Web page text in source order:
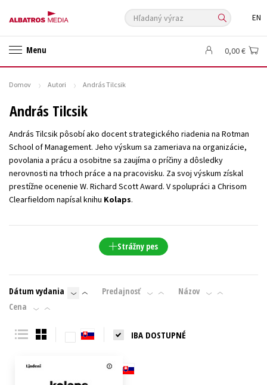
Hľadaný výraz EN
Menu
🏷️ Zlacnené knihy
⚔️ Zaklínač na CD
Doplnkový sortiment
Ezoterika a duchovný svet
História a military
Hobby
Humanitné a spoločenské vedy
Jazyky
Kalendáre, diáre Kariéra a osobný rozvoj
Komiks
Krížovky
Kuchárske knihy New Adult
Ostatné
Počítače
Poézia
Populárno - náučná pre dospelých
Populárno - náučné pre deti
Výchova a pedagogika
Zdravie a životný štýl
0,00 €
Domov Autori András Tilcsik
András Tilcsik
András Tilcsik pôsobí ako docent strategického riadenia na Rotman
School of Management. Jeho výskum sa zameriava na organizácie,
povolania a prácu a osobitne sa zaujíma o príčiny a dôsledky
nerovnosti na trhoch práce a na pracovisku. Za svoj výskum získal
prestížne ocenenie W. Richard Scott Award. V spolupráci a Chrisom
Clearfieldom napísal knihu Kolaps.
Strážny pes
Dátum vydania Predajnosť
Názov
Cena
IBA DOSTUPNÉ